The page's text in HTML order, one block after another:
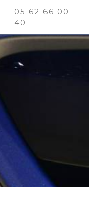
05 62 66 00
40